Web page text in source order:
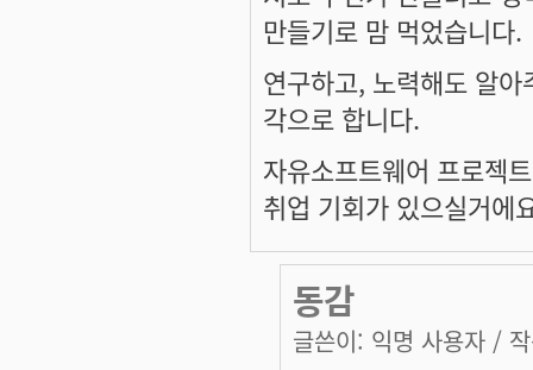
만들기로 맘 먹었습니다.
연구하고, 노력해도 알
각으로 합니다.
자유소프트웨어 프로젝
취업 기회가 있으실거에
동감
글쓴이: 익명 사용자 /